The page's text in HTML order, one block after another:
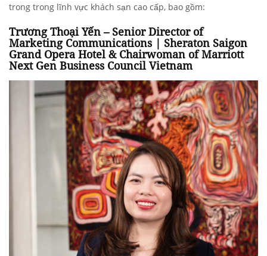
trong trong lĩnh vực khách sạn cao cấp, bao gồm:
Trương Thoại Yến – Senior Director of
Marketing Communications | Sheraton Saigon
Grand Opera Hotel & Chairwoman of Marriott
Next Gen Business Council Vietnam